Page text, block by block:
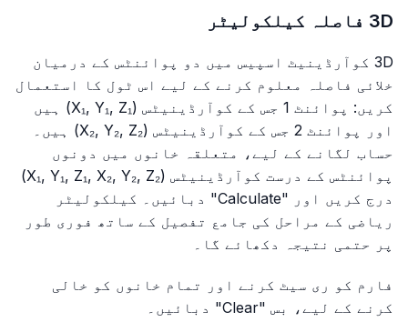
3D فاصلہ کیلکولیٹر
3D کوآرڈینیٹ اسپیس میں دو پوائنٹس کے درمیان
خلائی فاصلہ معلوم کرنے کے لیے اس ٹول کا استعمال
کریں: پوائنٹ 1 جس کے کوآرڈینیٹس (X₁, Y₁, Z₁) ہیں
اور پوائنٹ 2 جس کے کوآرڈینیٹس (X₂, Y₂, Z₂) ہیں۔
حساب لگانے کے لیے، متعلقہ خانوں میں دونوں
پوائنٹس کے درست کوآرڈینیٹس (X₁, Y₁, Z₁, X₂, Y₂, Z₂)
درج کریں اور "Calculate" دبائیں۔ کیلکولیٹر
ریاضی کے مراحل کی جامع تفصیل کے ساتھ فوری طور
پر حتمی نتیجہ دکھائے گا۔
فارم کو ری سیٹ کرنے اور تمام خانوں کو خالی
کرنے کے لیے، بس "Clear" دبائیں۔